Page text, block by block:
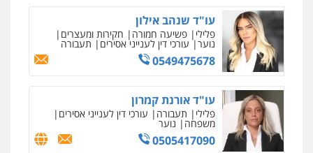
עו"ד שנהב אילון
פלילי פשיעה חמורה חקירות ומעצרים
נוער עורכי דין לענייני אסירים תעבורה
0549475678
עו"ד אורנת קמרון
פלילי תעבורה עורכי דין לענייני אסירים
משפחה נוער
0505417090